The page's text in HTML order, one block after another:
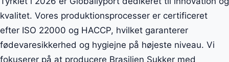
kvalitet. Vores produktionsprocesser er certificeret
efter ISO 22000 og HACCP, hvilket garanterer
fødevaresikkerhed og hygiejne på højeste niveau. Vi
fokuserer på at producere Brasilien Sukker med